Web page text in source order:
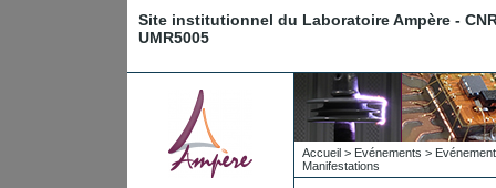
Site institutionnel du Laboratoire Ampère -
UMR5005
Accueil > Evénements >
Manifestations